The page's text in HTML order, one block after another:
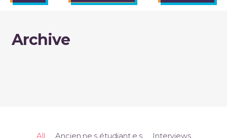
Archive
All Ancien.ne.s étudiant.e.s
Interviews